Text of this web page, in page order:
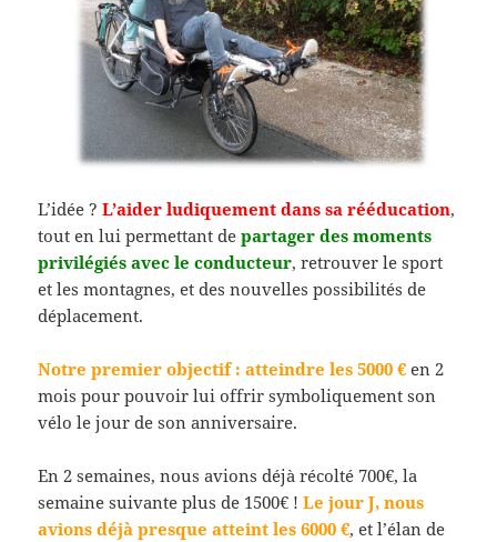
L’idée ?L’aider ludiquement dans sa rééducation,
tout en lui permettant departager des moments
privilégiés avec le conducteur, retrouver le sport
et les montagnes, et des nouvelles possibilités de
déplacement.
Notre premier objectif : atteindre les 5000 € en 2
mois pour pouvoir lui offrir symboliquement son
vélo le jour de son anniversaire.
En 2 semaines, nous avions déjà récolté 700€, la
semaine suivante plus de 1500€ !Le jour J, nous
avions déjà presque atteint les 6000 €, et l’élan de